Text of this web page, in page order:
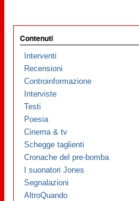
Contenuti
Interventi
Recensioni
Controinformazione
Interviste
Testi
Poesia
Cinema & tv
Schegge taglienti
Cronache del pre-bomba
I suonatori Jones
Segnalazioni
AltroQuando